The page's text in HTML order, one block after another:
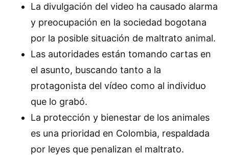
La divulgación del video ha causado alarma
y preocupación en la sociedad bogotana
por la posible situación de maltrato animal.
Las autoridades están tomando cartas en
el asunto, buscando tanto a la
protagonista del vídeo como al individuo
que lo grabó.
La protección y bienestar de los animales
es una prioridad en Colombia, respaldada
por leyes que penalizan el maltrato.